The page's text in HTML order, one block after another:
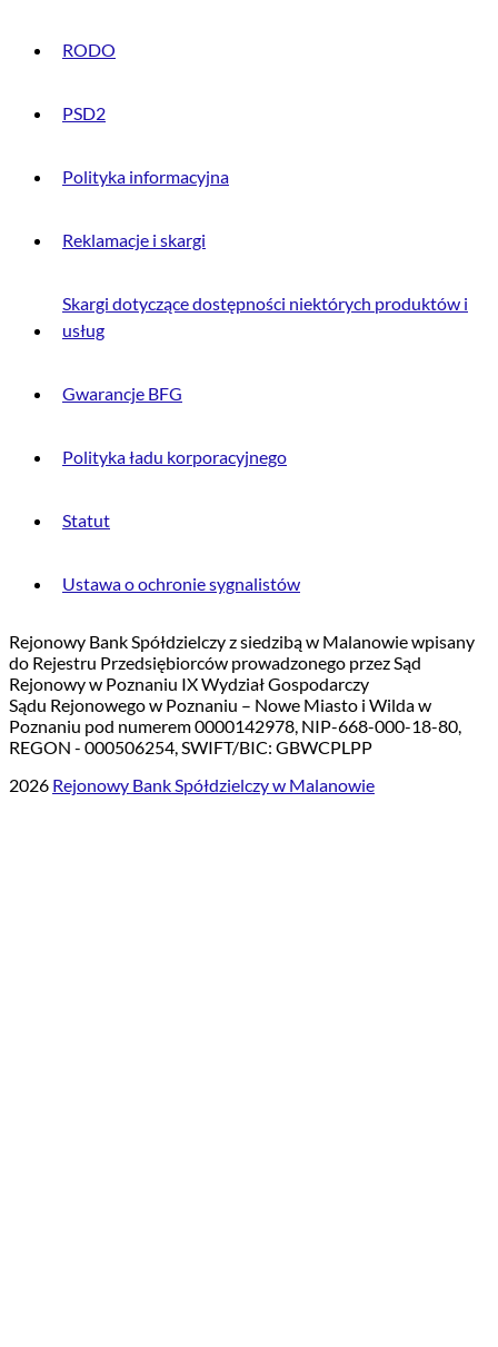
RODO
PSD2
Polityka informacyjna
Reklamacje i skargi
Skargi dotyczące dostępności niektórych produktów i
usług
Gwarancje BFG
Polityka ładu korporacyjnego
Statut
Ustawa o ochronie sygnalistów
Rejonowy Bank Spółdzielczy z siedzibą w Malanowie wpisany
do Rejestru Przedsiębiorców prowadzonego przez Sąd
Rejonowy w Poznaniu IX Wydział Gospodarczy
Sądu Rejonowego w Poznaniu – Nowe Miasto i Wilda w
Poznaniu pod numerem 0000142978, NIP-668-000-18-80,
REGON - 000506254, SWIFT/BIC: GBWCPLPP
2026 Rejonowy Bank Spółdzielczy w Malanowie